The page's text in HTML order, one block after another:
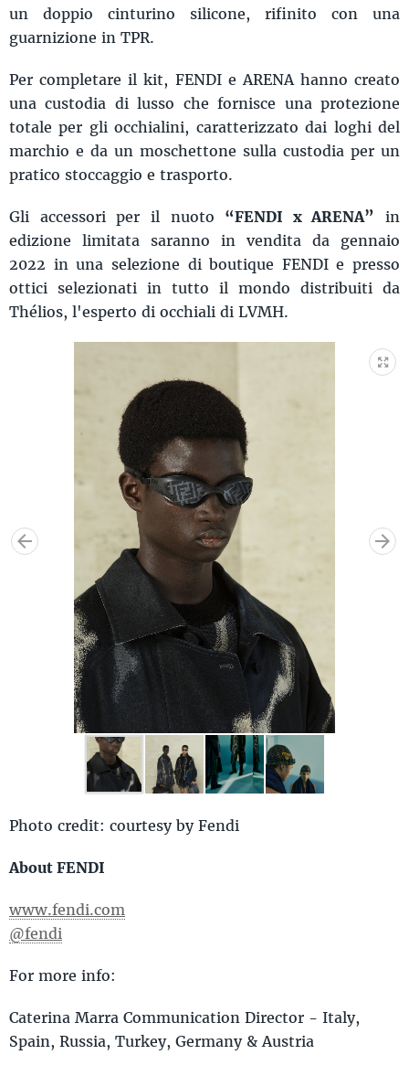
un doppio cinturino silicone, rifinito con una
guarnizione in TPR.
Per completare il kit, FENDI e ARENA hanno creato
una custodia di lusso che fornisce una protezione
totale per gli occhialini, caratterizzato dai loghi del
marchio e da un moschettone sulla custodia per un
pratico stoccaggio e trasporto.
Gli accessori per il nuoto “FENDI x ARENA” in
edizione limitata saranno in vendita da gennaio
2022 in una selezione di boutique FENDI e presso
ottici selezionati in tutto il mondo distribuiti da
Thélios, l'esperto di occhiali di LVMH.
Photo credit: courtesy by Fendi
About FENDI
www.fendi.com
@fendi
For more info:
Caterina Marra Communication Director - Italy,
Spain, Russia, Turkey, Germany & Austria